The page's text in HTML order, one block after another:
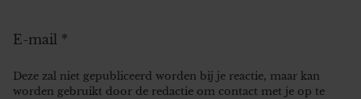
E-mail *
Deze zal niet gepubliceerd worden bij je reactie, maar kan
worden gebruikt door de redactie om contact met je op te